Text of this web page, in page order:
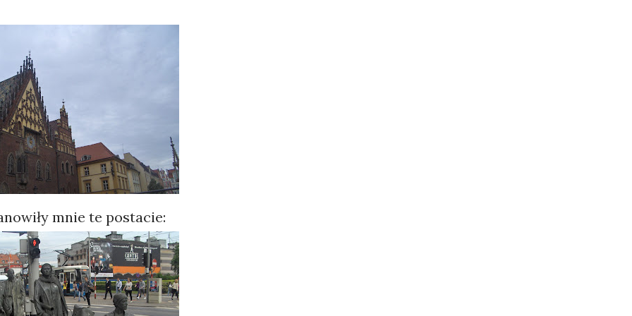
mnie te postacie: